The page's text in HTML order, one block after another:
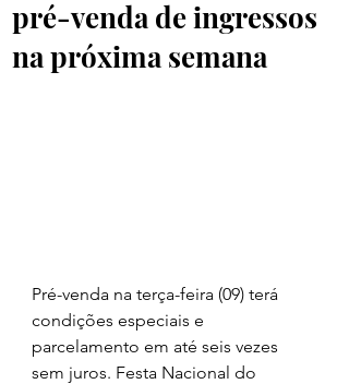
pré-venda de ingressos
na próxima semana
Pré-venda na terça-feira (09) terá
condições especiais e
parcelamento em até seis vezes
sem juros. Festa Nacional do